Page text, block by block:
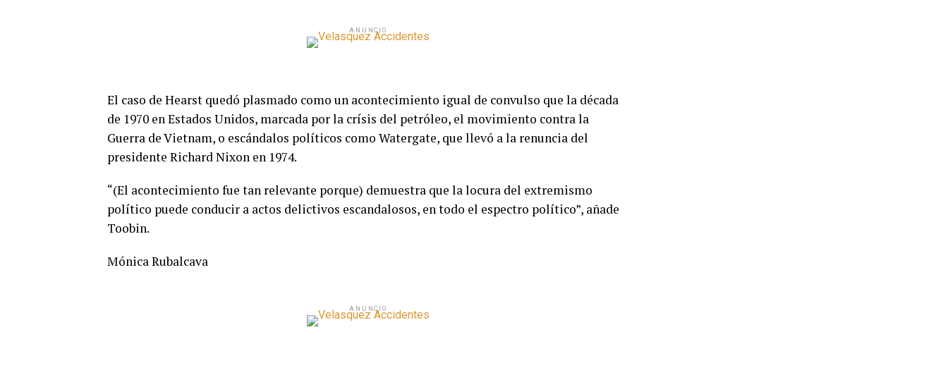
ANUNCIO
El caso de Hearst quedó plasmado como un acontecimiento igual de convulso que la década
de 1970 en Estados Unidos, marcada por la crísis del petróleo, el movimiento contra la
Guerra de Vietnam, o escándalos políticos como Watergate, que llevó a la renuncia del
presidente Richard Nixon en 1974.
“(El acontecimiento fue tan relevante porque) demuestra que la locura del extremismo
político puede conducir a actos delictivos escandalosos, en todo el espectro político”, añade
Toobin.
Mónica Rubalcava
ANUNCIO